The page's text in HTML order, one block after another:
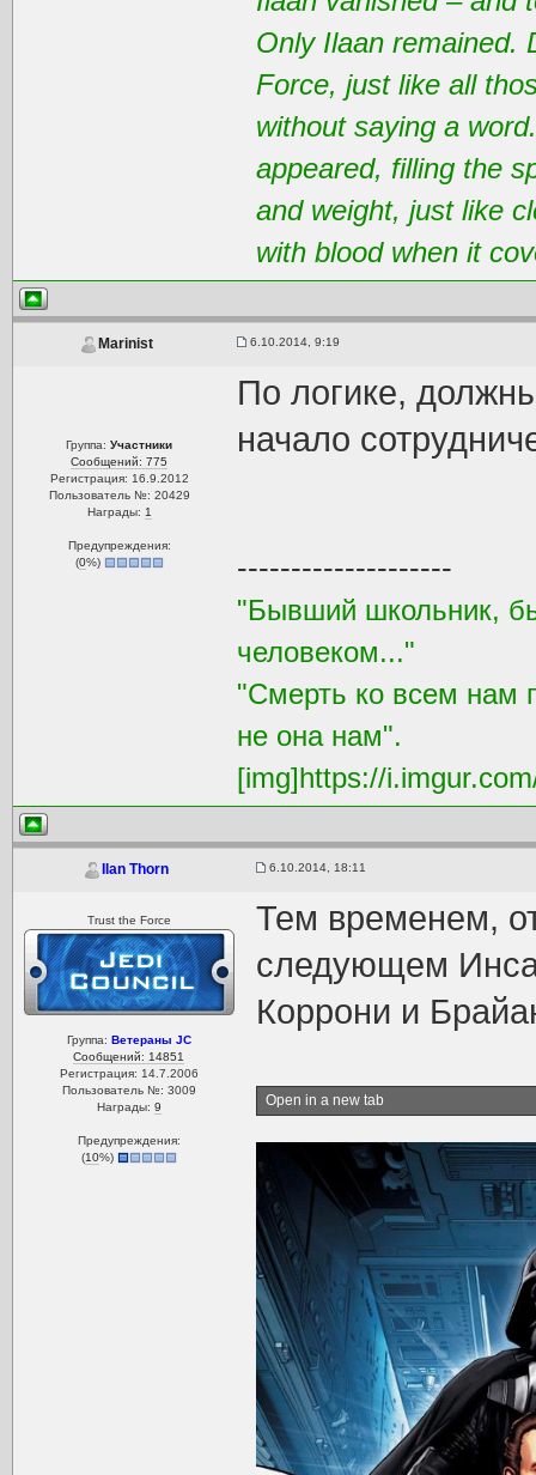
Only Ilaan remained.
Force, just like all
without saying a
appeared, filling the
and weight, just like
with blood when it
Marinist 6.10.2014, 9:19
Группа:Участники
Сообщений: 775
Регистрация: 16.9.2012
Пользователь №: 20429
Награды: 1
Предупреждения:
(0%)
По логике,
начало
--------------------
"Бывший школьник,
человеком..."
"Смерть ко всем нам
не она нам".
[img]https://
Ilan Thorn 6.10.2014, 18:11
Trust the Force
Группа: Ветераны JC
Сообщений: 14851
Регистрация: 14.7.2006
Пользователь №: 3009
Награды: 9
Предупреждения:
(10%)
Тем временем,
следующем
Коррони и
Open in a new tab